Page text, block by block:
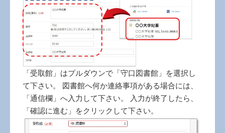
「受取館」はプルダウンで「守口図書館」を選択し
て下さい。 図書館へ何か連絡事項がある場合には、
「通信欄」へ入力して下さい。 入力が終了したら、
「確認に進む」をクリックして下さい。